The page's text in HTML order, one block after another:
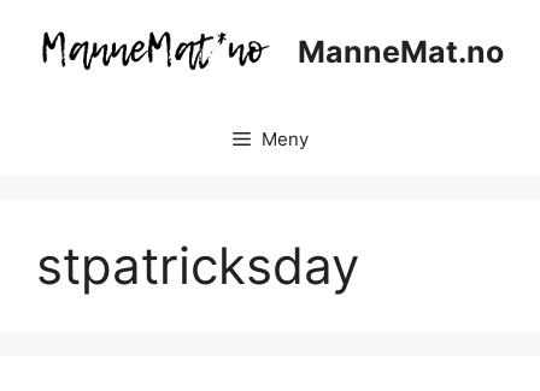
innhold
ManneMat.no
Meny
stpatricksday